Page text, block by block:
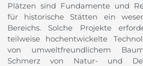
Plätzen sind Fundamente und
für historische Stätten ein
Bereichs. Solche Projekte
teilweise hochentwickelte
von umweltfreundlichem
Schmerz von Natur- und